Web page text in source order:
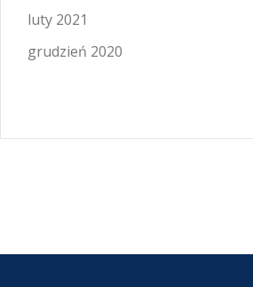
luty 2021
grudzień 2020